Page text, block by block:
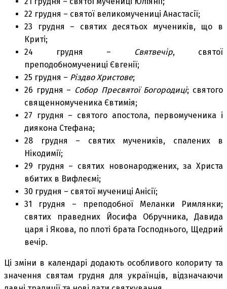
22 грудня – святої великомучениці Анастасії;
23 грудня – святих десятьох мучеників, що в
Криті;
24 грудня –
Святвечір, святої
преподобномучениці Євгенії;
25 грудня – Різдво Христове;
26 грудня – Собор Пресвятої Богородиці; святого
священномученика Євтимія;
27 грудня – святого апостола, первомученика і
диякона Стефана;
28 грудня – святих мучеників, спалених в
Нікодимії;
29 грудня – святих новонароджених, за Христа
вбитих в Вифлеємі;
30 грудня – святої мучениці Анісії;
31 грудня – преподобної Меланки Римлянки;
святих праведних Йосифа Обручника, Давида
царя і Якова, по плоті брата Господнього, Щедрий
вечір.
Ці зміни в календарі додають особливого колориту та
значення святам грудня для українців, відзначаючи